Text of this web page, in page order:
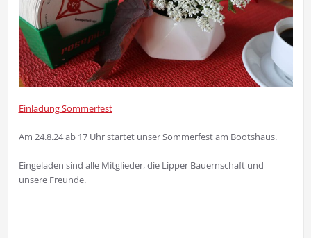
Einladung Sommerfest
Am 24.8.24 ab 17 Uhr startet unser Sommerfest am Bootshaus.
Eingeladen sind alle Mitglieder, die Lipper Bauernschaft und
unsere Freunde.